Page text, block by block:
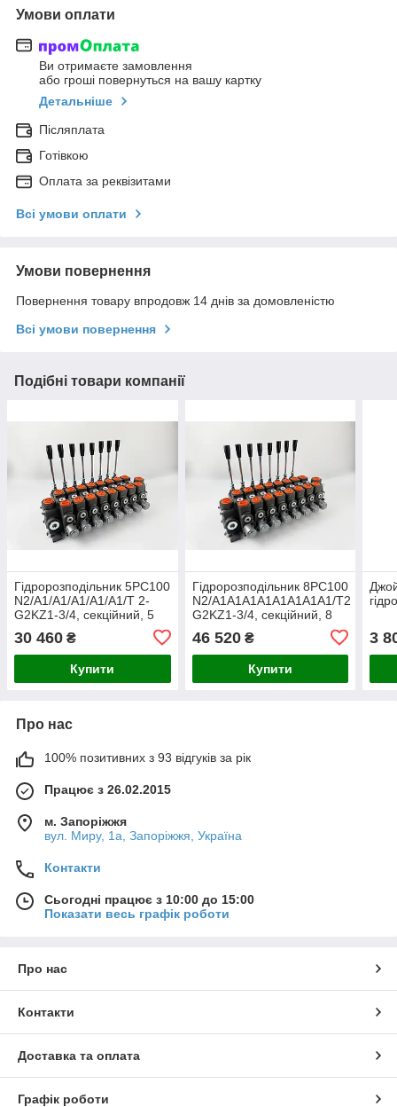
Умови оплати
Ви отримаєте замовлення
або гроші повернуться на вашу картку
Детальніше
Післяплата
Готівкою
Оплата за реквізитами
Всі умови оплати
Умови повернення
Повернення товару впродовж 14 днів за домовленістю
Всі умови повернення
Подібні товари компанії
Гідророзподільник 5PC100
N2/A1/A1/A1/A1/A1/T 2-
G2KZ1-3/4, секційний, 5
30 460 ₴
Купити
Гідророзподільник 8PC100
N2/A1A1A1A1A1A1A1A1/T2
G2KZ1-3/4, секційний, 8
46 520₴
Купити
3
Про нас
100% позитивних з 93 відгуків за рік
Працює з 26.02.2015
м. Запоріжжя
вул. Миру, 1а, Запоріжжя, Україна
Контакти
Сьогодні працює з 10:00 до 15:00
Показати весь графік роботи
Про нас
Контакти
Доставка та оплата
Графік роботи